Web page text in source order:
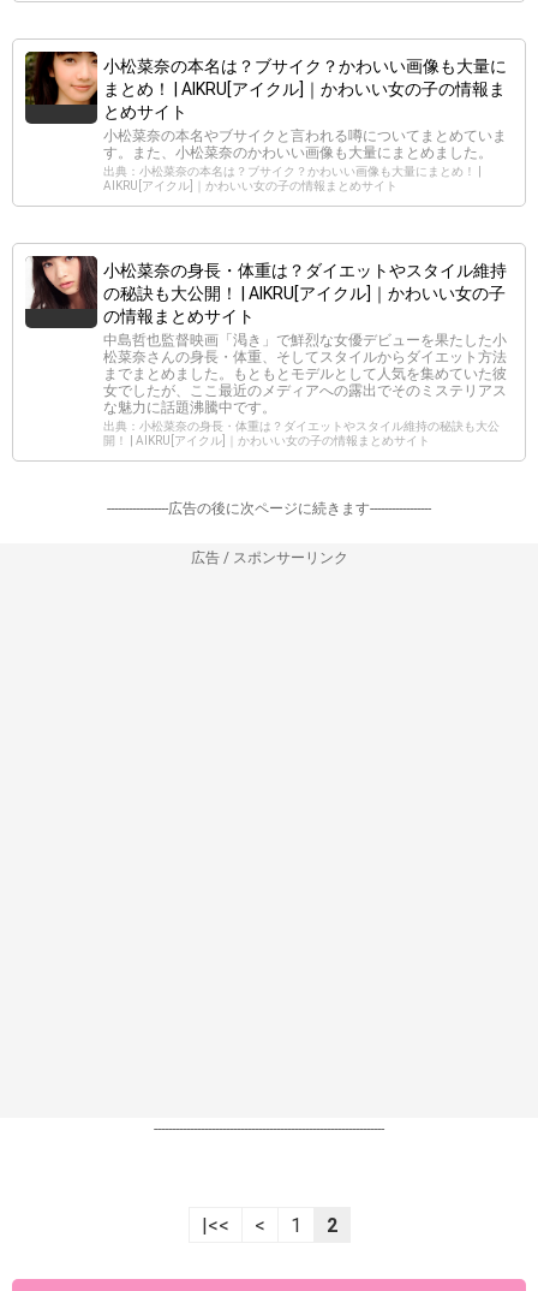
小松菜奈の本名は？ブサイク？かわいい画像も大量に
まとめ！ | AIKRU[アイクル]｜かわいい女の子の情報ま
とめサイト
小松菜奈の本名やブサイクと言われる噂についてまとめていま
す。また、小松菜奈のかわいい画像も大量にまとめました。
出典：小松菜奈の本名は？ブサイク？かわいい画像も大量にまとめ！ |
AIKRU[アイクル]｜かわいい女の子の情報まとめサイト
小松菜奈の身長・体重は？ダイエットやスタイル維持
の秘訣も大公開！ | AIKRU[アイクル]｜かわいい女の子
の情報まとめサイト
中島哲也監督映画「渇き」で鮮烈な女優デビューを果たした小
松菜奈さんの身長・体重、そしてスタイルからダイエット方法
までまとめました。もともとモデルとして人気を集めていた彼
女でしたが、ここ最近のメディアへの露出でそのミステリアス
な魅力に話題沸騰中です。
出典：小松菜奈の身長・体重は？ダイエットやスタイル維持の秘訣も大公
開！ | AIKRU[アイクル]｜かわいい女の子の情報まとめサイト
-----------------広告の後に次ページに続きます-----------------
広告 / スポンサーリンク
----------------------------------------------------------------
|<< < 1 2